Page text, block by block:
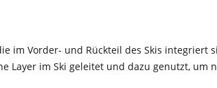
im Vorder- und Rückteil des Skis integriert
im Ski geleitet und dazu genutzt, um